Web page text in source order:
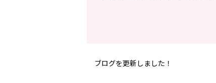
ブログを更新しました！